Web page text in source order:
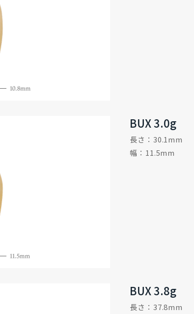
BUX 3.0g
長さ：30.1mm
幅：11.5mm
BUX 3.8g
長さ：37.8mm